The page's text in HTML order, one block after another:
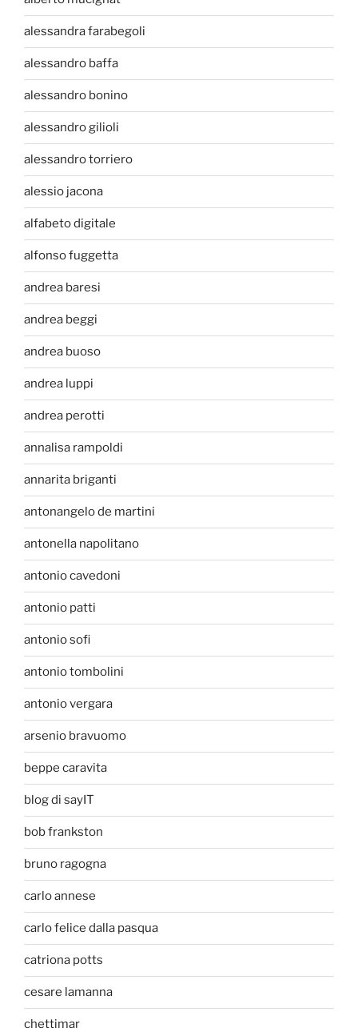
alessandra farabegoli
alessandro baffa
alessandro bonino
alessandro gilioli
alessandro torriero
alessio jacona
alfabeto digitale
alfonso fuggetta
andrea baresi
andrea beggi
andrea buoso
andrea luppi
andrea perotti
annalisa rampoldi
annarita briganti
antonangelo de martini
antonella napolitano
antonio cavedoni
antonio patti
antonio sofi
antonio tombolini
antonio vergara
arsenio bravuomo
beppe caravita
blog di sayIT
bob frankston
bruno ragogna
carlo annese
carlo felice dalla pasqua
catriona potts
cesare lamanna
chettimar